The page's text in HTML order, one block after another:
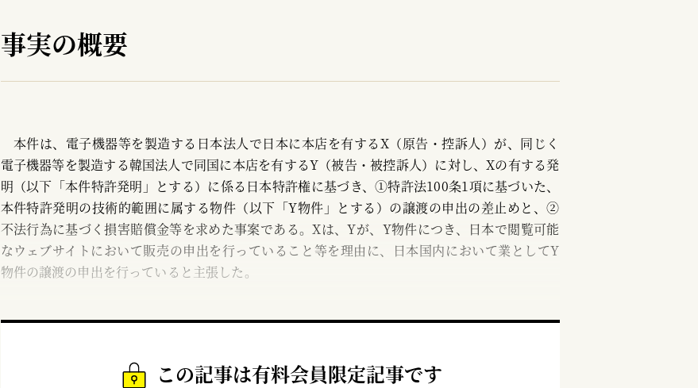
事実の概要
本件は、電子機器等を製造する日本法人で日本に本店を有するX（原告・控訴人）が、同じく
電子機器等を製造する韓国法人で同国に本店を有するY（被告・被控訴人）に対し、Xの有する発
明（以下「本件特許発明」とする）に係る日本特許権に基づき、①特許法100条1項に基づいた、
本件特許発明の技術的範囲に属する物件（以下「Y物件」とする）の譲渡の申出の差止めと、②
不法行為に基づく損害賠償金等を求めた事案である。Xは、Yが、Y物件につき、日本で閲覧可能
なウェブサイトにおいて販売の申出を行っていること等を理由に、日本国内において業としてY
物件の譲渡の申出を行っていると主張した。
この記事は有料会員限定記事です